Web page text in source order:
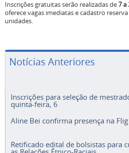
Inscrições gratuitas serão realizadas de7 a
oferece vagas imediatas e cadastro
unidades.
Notícias Anteriores
Inscrições para seleção de
quinta-feira, 6
Aline Bei confirma presença na
Retificado edital de bolsistas para